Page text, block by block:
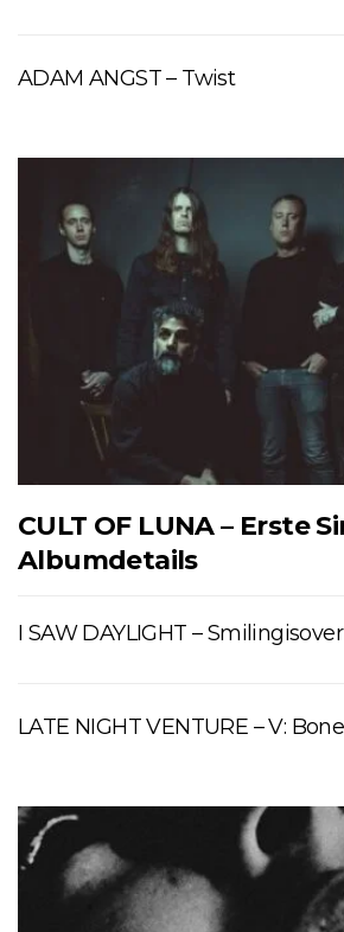
ADAM ANGST – Twist
CULT OF LUNA – Erste
Albumdetails
I SAW DAYLIGHT –
LATE NIGHT VENTURE – V: